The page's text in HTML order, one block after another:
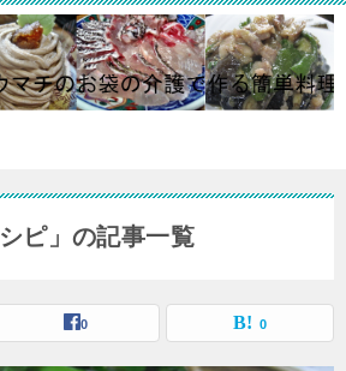
ピ」の記事一覧
0 0